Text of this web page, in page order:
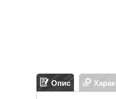
Опис